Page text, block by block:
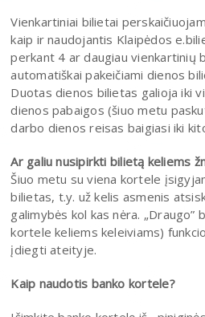
Vienkartiniai bilietai
kaip ir naudojantis Klaipėdos
perkant 4 ar daugiau vienkartinių
automatiškai pakeičiami dienos
Duotas dienos bilietas galioja iki
dienos pabaigos (šiuo metu
darbo dienos reisas baigiasi iki
Ar galiu nusipirkti bilietą keliems
Šiuo metu su viena kortele
bilietas, t.y. už kelis asmenis
galimybės kol kas nėra. „Draugo”
kortele keliems keleiviams)
įdiegti ateityje.
Kaip naudotis banko kortele?